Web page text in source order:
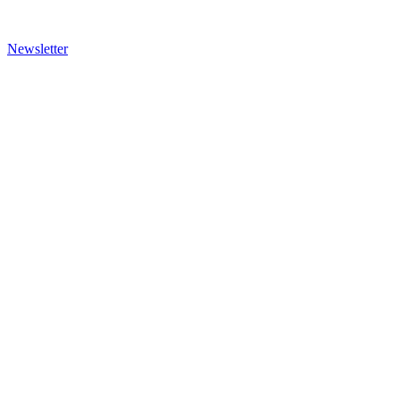
Newsletter